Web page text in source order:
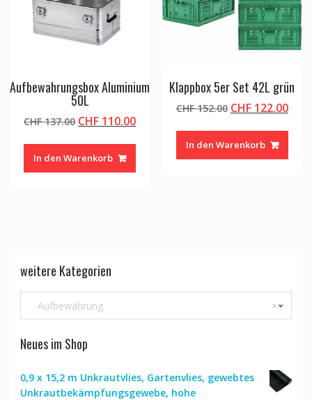
Aufbewahrungsbox Aluminium
50L
CHF137.00 Ursprünglicher
war:
CHF 137.00
CHF 110.00Aktueller
In den Warenkorb
Klappbox 5er Set 42L grün
CHF152.00 Ursprünglicher
war:
CHF 152.00
CHF122.00
In den Warenkorb
weitere Kategorien
×
Aufbewahrung
Neues im Shop
0,9 x 15,2 m Unkrautvlies, Gartenvlies, gewebtes
Unkrautbekämpfungsgewebe, hohe